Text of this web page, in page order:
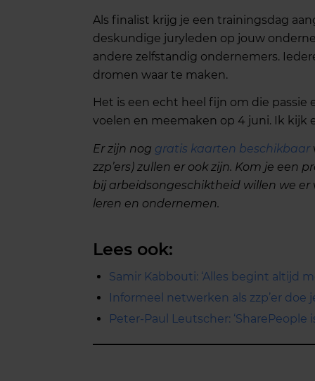
Als finalist krijg je een trainingsdag
deskundige juryleden op jouw
andere zelfstandig ondernemers.
dromen waar te maken.
Het is een echt heel fijn om die
voelen en meemaken op 4 juni. Ik kijk
Er zijn nog gratis kaarten beschikbaar
zzp’ers) zullen er ook zijn. Kom je
bij arbeidsongeschiktheid willen we
leren en ondernemen.
Lees ook:
Samir Kabbouti: ‘Alles begint altijd
Informeel netwerken als zzp’er doe
Peter-Paul Leutscher: